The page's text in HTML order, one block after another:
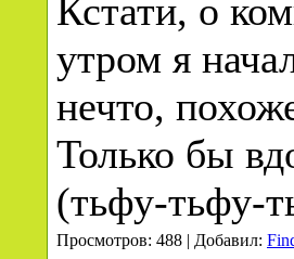
Кстати, о
утром я
нечто,
Только бы
(тьфу-тьфу-
Просмотров: 488 | Добавил: